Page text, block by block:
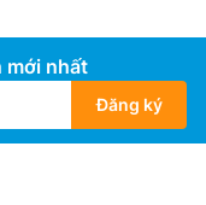
mới nhất
Đăng ký